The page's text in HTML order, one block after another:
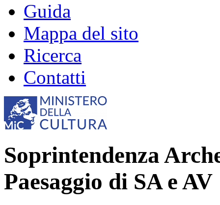
Guida
Mappa del sito
Ricerca
Contatti
Soprintendenza
Paesaggio di SA e AV